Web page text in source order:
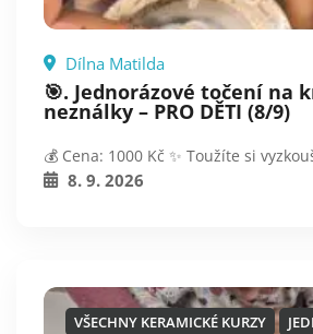
Dílna Matilda
🎯. Jednorázové točení na
neználky – PRO DĚTI (8/9)
💰 Cena: 1000 Kč ✨ Toužíte si
8. 9. 2026
VŠECHNY KERAMICKÉ KURZY